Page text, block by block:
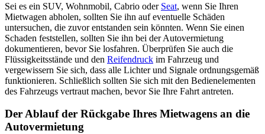
Sei es ein SUV, Wohnmobil, Cabrio oder Seat, wenn Sie Ihren
Mietwagen abholen, sollten Sie ihn auf eventuelle Schäden
untersuchen, die zuvor entstanden sein könnten. Wenn Sie einen
Schaden feststellen, sollten Sie ihn bei der Autovermietung
dokumentieren, bevor Sie losfahren. Überprüfen Sie auch die
Flüssigkeitsstände und den Reifendruck im Fahrzeug und
vergewissern Sie sich, dass alle Lichter und Signale ordnungsgemäß
funktionieren. Schließlich sollten Sie sich mit den Bedienelementen
des Fahrzeugs vertraut machen, bevor Sie Ihre Fahrt antreten.
Der Ablauf der Rückgabe Ihres Mietwagens an die
Autovermietung